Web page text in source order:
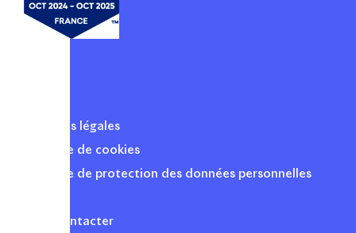
Mentions légales
Politique de cookies
Politique de protection des données personnelles
Nous contacter